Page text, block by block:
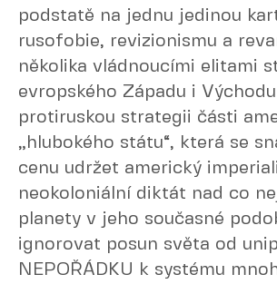
podstatě na jednu jedinou
rusofobie, revizionismu a
několika vládnoucími elitami
evropského Západu i
protiruskou strategii části
„hlubokého státu“, která se
cenu udržet americký
neokoloniální diktát nad co
planety v jeho současné
ignorovat posun světa od
NEPOŘÁDKU k systému